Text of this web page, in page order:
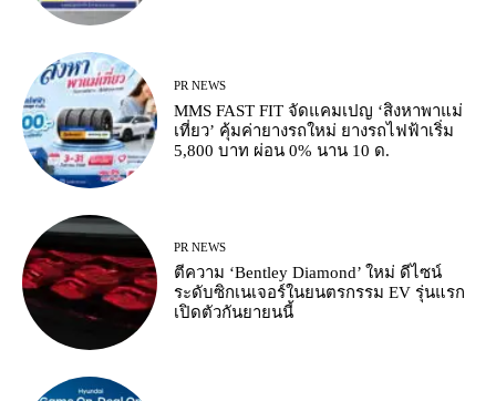
PR NEWS
MMS FAST FIT จัดแคมเปญ ‘สิงหาพาแม่
เที่ยว’ คุ้มค่ายางรถใหม่ ยางรถไฟฟ้าเริ่ม
5,800 บาท ผ่อน 0% นาน 10 ด.
PR NEWS
ตีความ ‘Bentley Diamond’ ใหม่ ดีไซน์
ระดับซิกเนเจอร์ในยนตรกรรม EV รุ่นแรก
เปิดตัวกันยายนนี้